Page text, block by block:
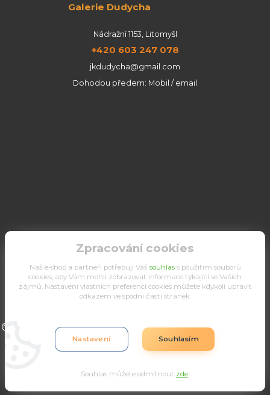
Galerie Dudycha
Nádražní 1153, Litomyšl
+420 603 247 078
jkdudycha@gmail.com
Dohodou předem: Mobil / email
Upravit sběr cookies.
Eshop-rychle.cz
Zpracování cookies
Náš e-shop a partneři potřebují Váš souhlass použitím souborů
cookies, aby Vám mohli zobrazovat informace týkající se Vašich
zájmů. Nastavení vlastních preferencí cookies můžete kdykoli upravit
odkazem ve spodní části stránek.
Nastavení Souhlasím
Souhlas můžete odmítnout zde.